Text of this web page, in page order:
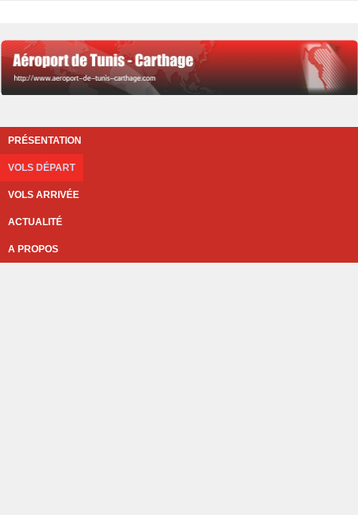
PRÉSENTATION
VOLS DÉPART
VOLS ARRIVÉE
ACTUALITÉ
A PROPOS